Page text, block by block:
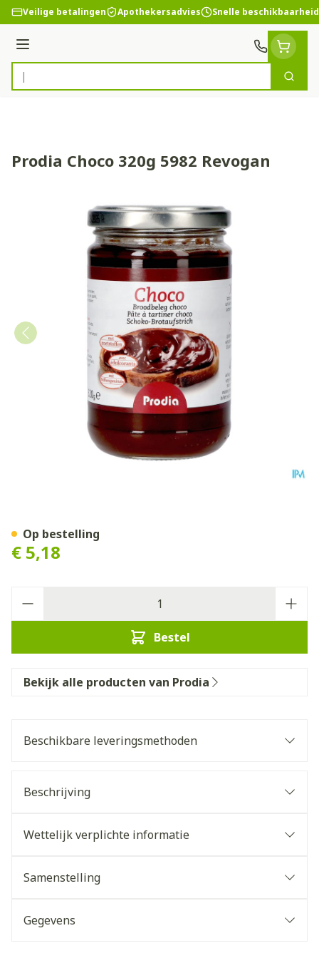
Ga naar de inhoud
Veilige betalingen Apothekersadvies Snelle beschikbaarheid
Menu
Product, merk, categorie...
Zoek
Prodia Choco 320g 5982 Revogan
€ 5,18
Bestel
Op bestelling
Bekijk alle producten van Prodia
Beschikbare leveringsmethoden
Beschrijving
Wettelijk verplichte informatie
Samenstelling
Gegevens